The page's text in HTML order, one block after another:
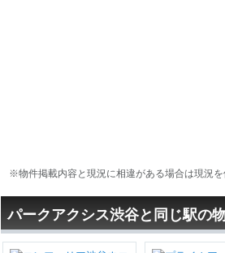
※物件掲載内容と現況に相違がある場合は現況
パークアクシス渋谷と同じ駅の